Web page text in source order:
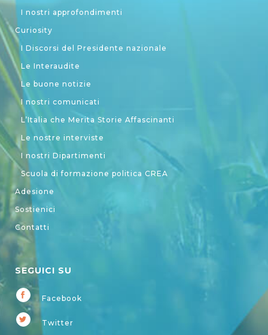
I nostri approfondimenti
Curiosity
I Discorsi del Presidente nazionale
Le Interaudite
Le buone notizie
I nostri comunicati
L’Italia che Merita Storie Affascinanti
Le nostre interviste
I nostri Dipartimenti
Scuola di formazione politica CREA
Adesione
Sostienici
Contatti
SEGUICI SU
Facebook
Twitter